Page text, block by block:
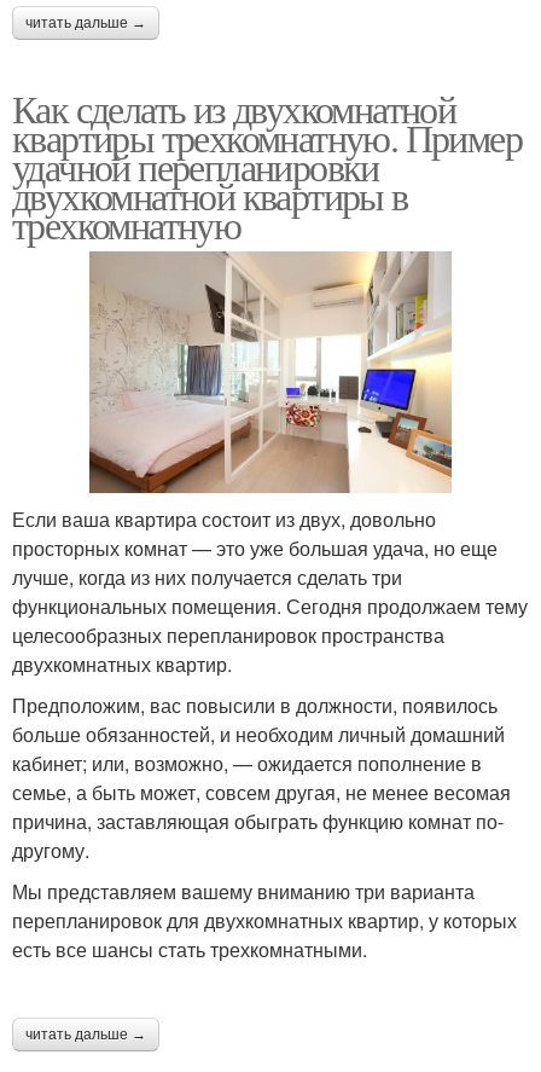
читать дальше →
Как сделать из двухкомнатной
квартиры трехкомнатную. Пример
удачной перепланировки
двухкомнатной квартиры в
трехкомнатную
Если ваша квартира состоит из двух, довольно
просторных комнат — это уже большая удача, но еще
лучше, когда из них получается сделать три
функциональных помещения. Сегодня продолжаем тему
целесообразных перепланировок пространства
двухкомнатных квартир.
Предположим, вас повысили в должности, появилось
больше обязанностей, и необходим личный домашний
кабинет; или, возможно, — ожидается пополнение в
семье, а быть может, совсем другая, не менее весомая
причина, заставляющая обыграть функцию комнат по-
другому.
Мы представляем вашему вниманию три варианта
перепланировок для двухкомнатных квартир, у которых
есть все шансы стать трехкомнатными.
читать дальше →